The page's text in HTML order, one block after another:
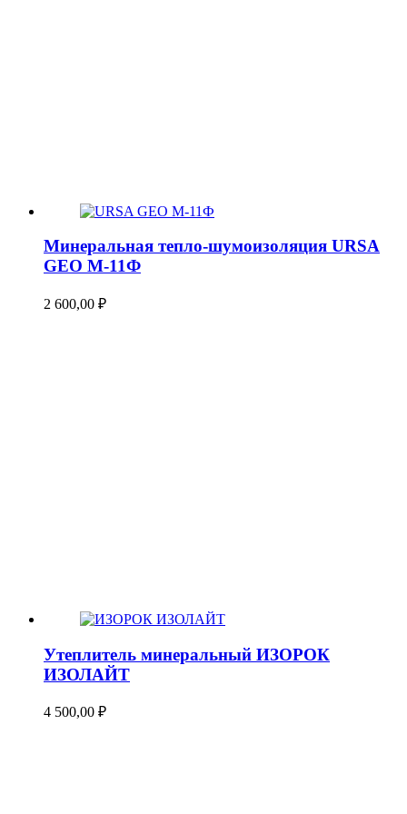
Минеральная тепло-шумоизоляция URSA
GEO М-11Ф
2 600,00 ₽
Утеплитель минеральный ИЗОРОК
ИЗОЛАЙТ
4 500,00 ₽